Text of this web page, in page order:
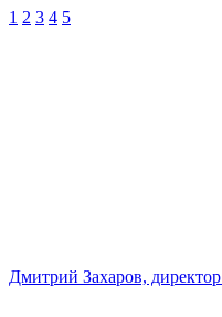
1 2 3 4 5
Дмитрий Захаров,